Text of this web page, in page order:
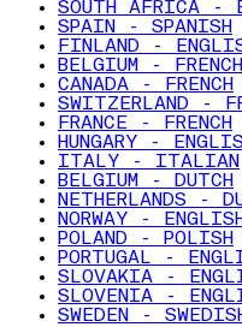
SOUTH AFRICA -
SPAIN - SPANISH
FINLAND -
BELGIUM - FRENCH
CANADA - FRENCH
SWITZERLAND -
FRANCE - FRENCH
HUNGARY -
ITALY - ITALIAN
BELGIUM - DUTCH
NETHERLANDS -
NORWAY - ENGLISH
POLAND - POLISH
PORTUGAL -
SLOVAKIA -
SLOVENIA -
SWEDEN -